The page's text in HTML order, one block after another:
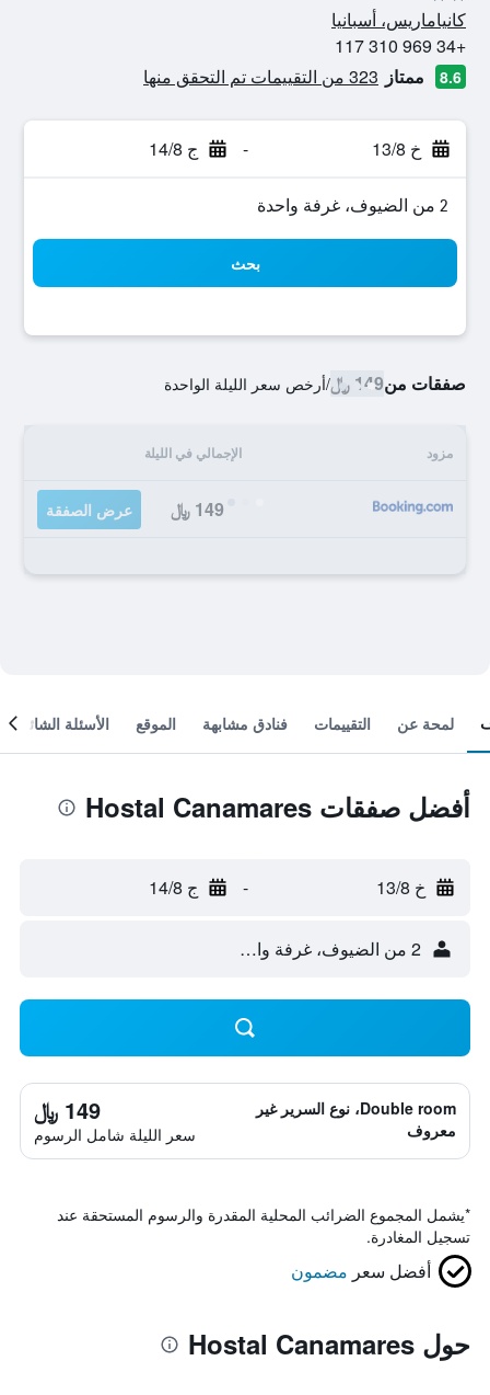
كانياماريس، أسبانيا
+34 969 310 117
8.6 ممتاز 323 من التقييمات تم التحقق منها
خ 13/8 - ج 14/8
2 من الضيوف، غرفة واحدة
بحث
صفقات من149 ﷼ /أرخص سعر الليلة الواحدة
مزود الإجمالي في الليلة
149 ﷼ عرض الصفقة
لمحة عن التقييمات فنادق مشابهة الموقع الأسئلة الشائعة
أفضل صفقات Hostal Canamares
خ 13/8 - ج 14/8
2 من الضيوف، غرفة واحدة
Double room، نوع السرير غير
معروف
149 ﷼
سعر الليلة شامل الرسوم
*يشمل المجموع الضرائب المحلية المقدرة والرسوم المستحقة عند
تسجيل المغادرة.
أفضل سعر مضمون
حول Hostal Canamares